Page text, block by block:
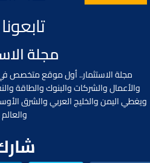
مجلة
مجلة الاستثمار.. أول موقع متخصص في
والأعمال والشركات والبنوك والطاقة
ويغطي اليمن والخليج العربي والشرق
والعالم